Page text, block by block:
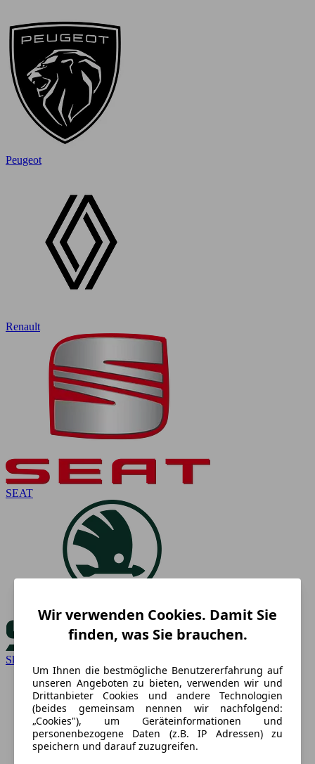
Peugeot
Renault
SEAT
Skoda
Wir verwenden Cookies. Damit Sie
finden, was Sie brauchen.
Um Ihnen die bestmögliche Benutzererfahrung auf
unseren Angeboten zu bieten, verwenden wir und
Drittanbieter Cookies und andere Technologien
(beides gemeinsam nennen wir nachfolgend:
„Cookies"), um Geräteinformationen und
personenbezogene Daten (z.B. IP Adressen) zu
speichern und darauf zuzugreifen.